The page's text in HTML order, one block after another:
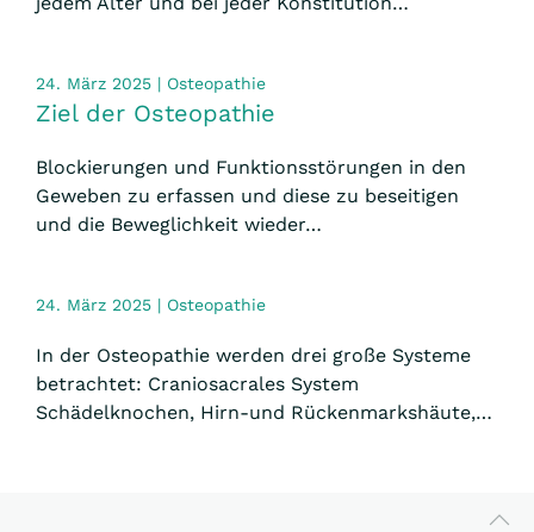
24. März 2025 | Osteopathie
Ziel der Osteopathie
Blockierungen und Funktionsstörungen in den
Geweben zu erfassen und diese zu beseitigen
und die Beweglichkeit wieder…
24. März 2025 | Osteopathie
In der Osteopathie werden drei große Systeme
betrachtet: Craniosacrales System
Schädelknochen, Hirn-und Rückenmarkshäute,…